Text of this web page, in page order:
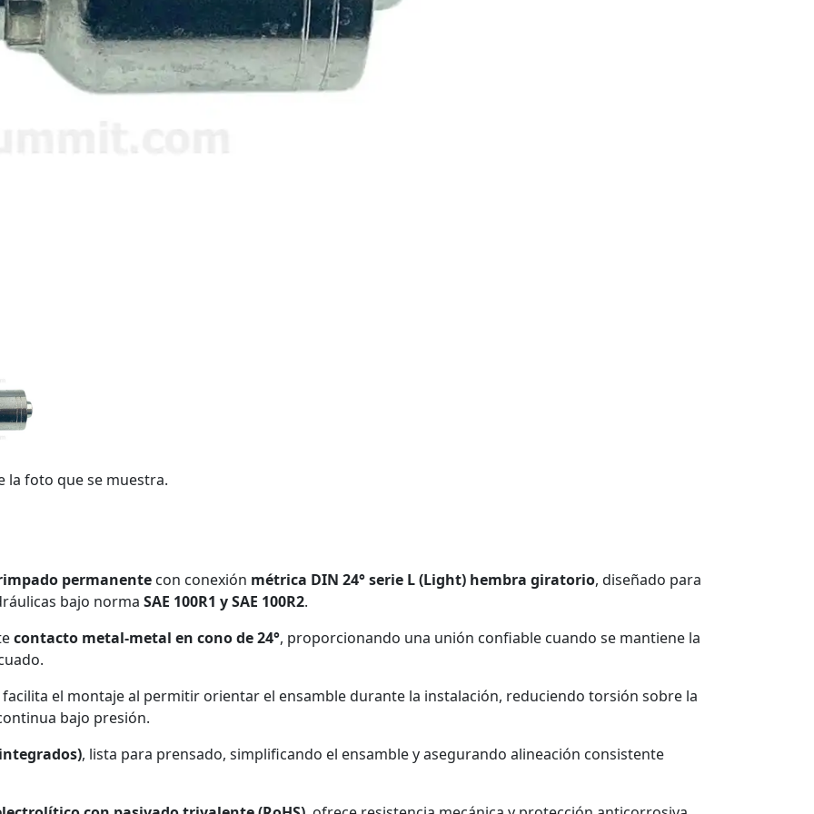
la foto que se muestra.
permanente con conexión métrica DIN 24° serie L (Light) hembra giratorio, diseñado para
bajo norma SAE 100R1 y SAE 100R2.
contacto metal-metal en cono de 24°, proporcionando una unión confiable cuando se mantiene la
facilita el montaje al permitir orientar el ensamble durante la instalación, reduciendo torsión sobre la
bajo presión.
, lista para prensado, simplificando el ensamble y asegurando alineación consistente